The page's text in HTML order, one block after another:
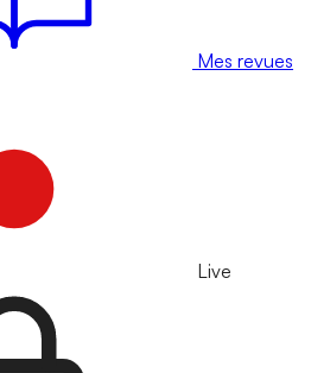
Mes revues
Live